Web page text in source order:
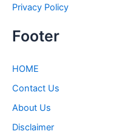
Privacy Policy
Footer
HOME
Contact Us
About Us
Disclaimer